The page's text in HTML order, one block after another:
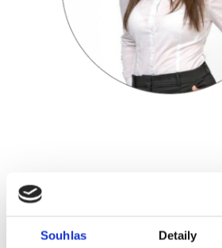
Souhlas Detaily
navigation